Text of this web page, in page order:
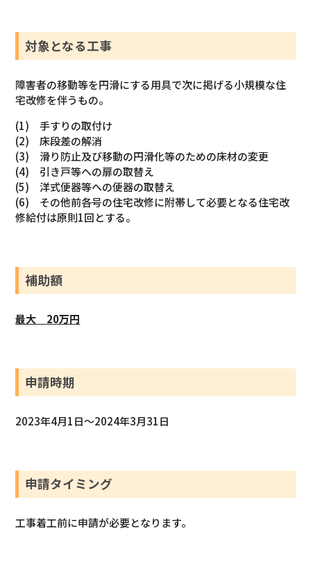
対象となる工事
障害者の移動等を円滑にする用具で次に掲げる小規模な住
宅改修を伴うもの。
(1) 手すりの取付け
(2) 床段差の解消
(3) 滑り防止及び移動の円滑化等のための床材の変更
(4) 引き戸等への扉の取替え
(5) 洋式便器等への便器の取替え
(6) その他前各号の住宅改修に附帯して必要となる住宅改
修給付は原則1回とする。
補助額
最大 20万円
申請時期
2023年4月1日～2024年3月31日
申請タイミング
工事着工前に申請が必要となります。